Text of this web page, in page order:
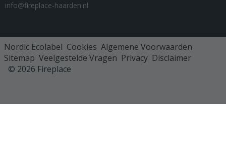
info@fireplace-haarden.nl
Nordic Ecolabel Cookies Algemene Voorwaarden
Sitemap Veelgestelde Vragen Privacy Disclaimer
© 2026 Fireplace